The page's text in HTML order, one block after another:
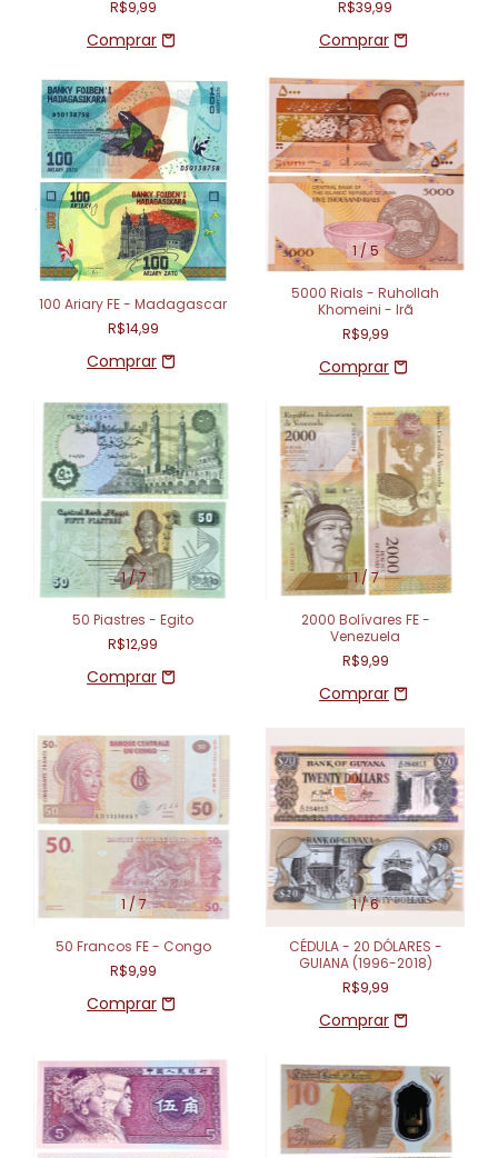
R$9,99 R$39,99
100 Ariary FE - Madagascar
R$14,99
1/5
5000 Rials - Ruhollah
Khomeini - Irã
R$9,99
1/7
50 Piastres - Egito
R$12,99
1/7
2000 Bolívares FE -
Venezuela
R$9,99
1/7
50 Francos FE - Congo
R$9,99
1/6
CÉDULA - 20 DÓLARES -
GUIANA (1996-2018)
R$9,99